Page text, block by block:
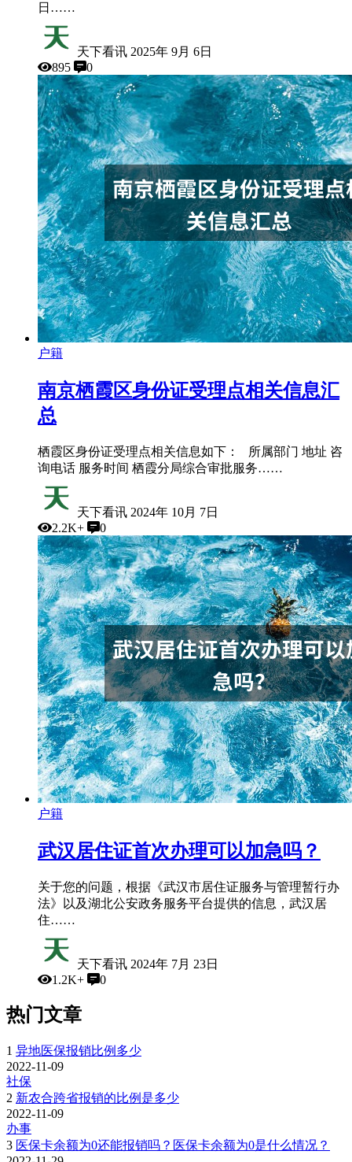
日……
天下看讯 2025年 9月 6日
895
0
户籍
南京栖霞区身份证受理点相关信息汇
总
栖霞区身份证受理点相关信息如下： 所属部门 地址 咨
询电话 服务时间 栖霞分局综合审批服务……
天下看讯 2024年 10月 7日
2.2K+
0
户籍
武汉居住证首次办理可以加急吗？
关于您的问题，根据《武汉市居住证服务与管理暂行办
法》以及湖北公安政务服务平台提供的信息，武汉居
住……
天下看讯 2024年 7月 23日
1.2K+
0
热门文章
1 异地医保报销比例多少
2022-11-09
社保
2 新农合跨省报销的比例是多少
2022-11-09
办事
3 医保卡余额为0还能报销吗？医保卡余额为0是什么情况？